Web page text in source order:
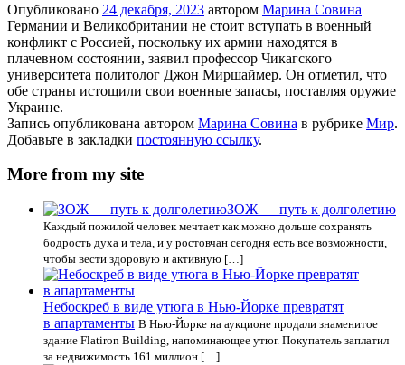
Опубликовано 24 декабря, 2023 автором Марина Совина
Германии и Великобритании не стоит вступать в военный
конфликт с Россией, поскольку их армии находятся в
плачевном состоянии, заявил профессор Чикагского
университета политолог Джон Миршаймер. Он отметил, что
обе страны истощили свои военные запасы, поставляя оружие
Украине.
Запись опубликована автором Марина Совина в рубрике Мир.
Добавьте в закладки постоянную ссылку.
More from my site
ЗОЖ — путь к долголетию
Каждый пожилой человек мечтает как можно дольше сохранять
бодрость духа и тела, и у ростовчан сегодня есть все возможности,
чтобы вести здоровую и активную […]
Небоскреб в виде утюга в Нью-Йорке превратят
в апартаменты В Нью-Йорке на аукционе продали знаменитое
здание Flatiron Building, напоминающее утюг. Покупатель заплатил
за недвижимость 161 миллион […]